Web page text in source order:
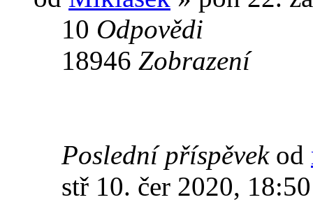
10 Odpovědi
18946 Zobrazení
Poslední příspěvek od
stř 10. čer 2020, 18:50